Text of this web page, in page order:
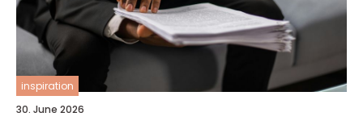
inspiration
30. June 2026